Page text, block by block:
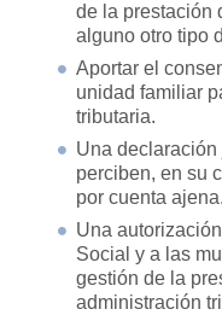
de la prestación
alguno otro tipo
Aportar el
unidad familiar
tributaria.
Una
perciben, en su
por cuenta ajena.
Una
Social y a las
gestión de la
administración